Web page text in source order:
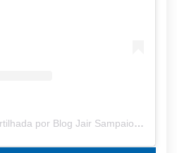
Uma publicação compartilhada por Blog Jair Sampaio (@blogjairsampaio_)